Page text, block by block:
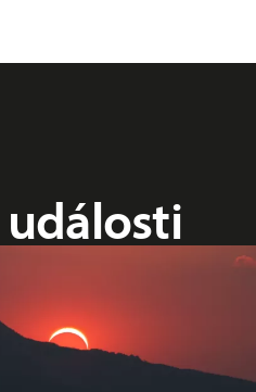
události